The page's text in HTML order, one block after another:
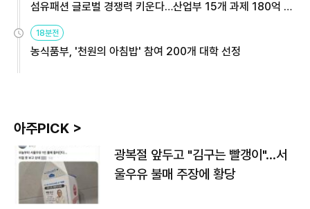
섬유패션 글로벌 경쟁력 키운다…산업부 15개 과제 180억 지
원
18분전
농식품부, '천원의 아침밥' 참여 200개 대학 선정
아주PICK >
광복절 앞두고 "김구는 빨갱이"…서
울우유 불매 주장에 황당